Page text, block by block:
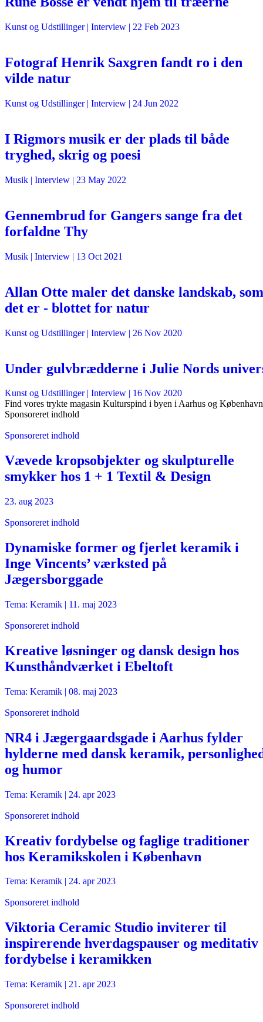
Kunst og Udstillinger| Interview | 22 Feb 2023
Fotograf Henrik Saxgren fandt ro i den
vilde natur
Kunst og Udstillinger| Interview | 24 Jun 2022
I Rigmors musik er der plads til både
tryghed, skrig og poesi
Musik | Interview | 23 May 2022
Gennembrud for Gangers sange fra det
forfaldne Thy
Musik | Interview | 13 Oct 2021
Allan Otte maler det danske landskab, som
det er - blottet for natur
Kunst og Udstillinger| Interview | 26 Nov 2020
Under gulvbrædderne i Julie Nords
Kunst og Udstillinger| Interview | 16 Nov 2020
Find vores trykte magasin Kulturspind i byen i Aarhus og København
Sponsoreret indhold
Sponsoreret indhold
Vævede kropsobjekter og skulpturelle
smykker hos 1 + 1 Textil & Design
23. aug 2023
Sponsoreret indhold
Dynamiske former og fjerlet keramik i
Inge Vincents’ værksted på
Jægersborggade
Tema: Keramik | 11. maj 2023
Sponsoreret indhold
Kreative løsninger og dansk design hos
Kunsthåndværket i Ebeltoft
Tema: Keramik | 08. maj 2023
Sponsoreret indhold
NR4 i Jægergaardsgade i Aarhus fylder
hylderne med dansk keramik,
og humor
Tema: Keramik | 24. apr 2023
Sponsoreret indhold
Kreativ fordybelse og faglige traditioner
hos Keramikskolen i København
Tema: Keramik | 24. apr 2023
Sponsoreret indhold
Viktoria Ceramic Studio inviterer til
inspirerende hverdagspauser og meditativ
fordybelse i keramikken
Tema: Keramik | 21. apr 2023
Sponsoreret indhold